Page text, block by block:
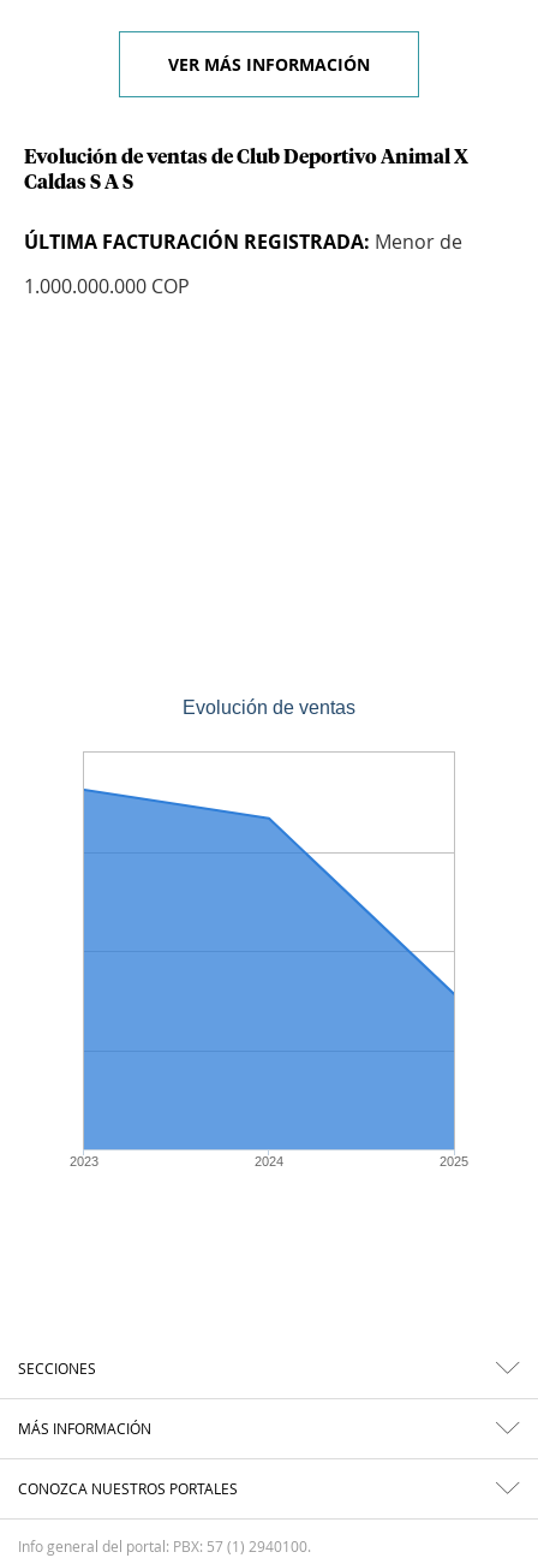
VER MÁS INFORMACIÓN
Evolución de ventas de Club Deportivo Animal X
Caldas S A S
ÚLTIMA FACTURACIÓN REGISTRADA: Menor de
1.000.000.000 COP
Evolución de ventas
2023 2024 2025
SECCIONES
MÁS INFORMACIÓN
CONOZCA NUESTROS PORTALES
Info general del portal: PBX: 57 (1) 2940100.